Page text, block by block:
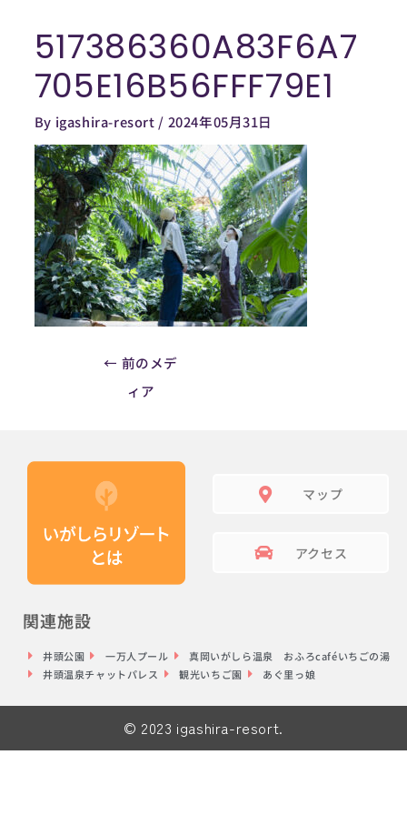
517386360A83F6A7
705E16B56FFF79E1
By igashira-resort / 2024年05月31日
Post
navigation
← 前のメデ
ィア
マップ
アクセス
関連施設
井頭公園 一万人プール
真岡いがしら温泉 おふろcaféいちごの湯
井頭温泉チャットパレス
観光いちご園 あぐ里っ娘
© 2023 igashira-resort.